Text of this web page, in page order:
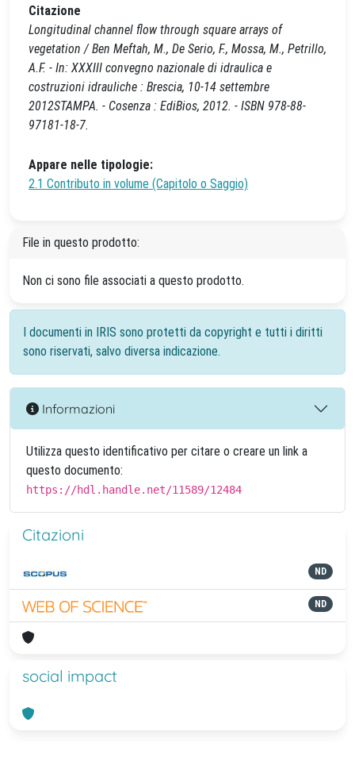
Citazione
Longitudinal channel flow through square arrays of
vegetation / Ben Meftah, M., De Serio, F., Mossa, M., Petrillo,
A.F. - In: XXXIII convegno nazionale di idraulica e
costruzioni idrauliche : Brescia, 10-14 settembre
2012STAMPA. - Cosenza : EdiBios, 2012. - ISBN 978-88-
97181-18-7.
Appare nelle tipologie:
2.1 Contributo in volume (Capitolo o Saggio)
File in questo prodotto:
Non ci sono file associati a questo prodotto.
I documenti in IRIS sono protetti da copyright e tutti i diritti
sono riservati, salvo diversa indicazione.
Informazioni
Utilizza questo identificativo per citare o creare un link a
questo documento:
https://hdl.handle.net/11589/12484
Citazioni
ND
ND
social impact